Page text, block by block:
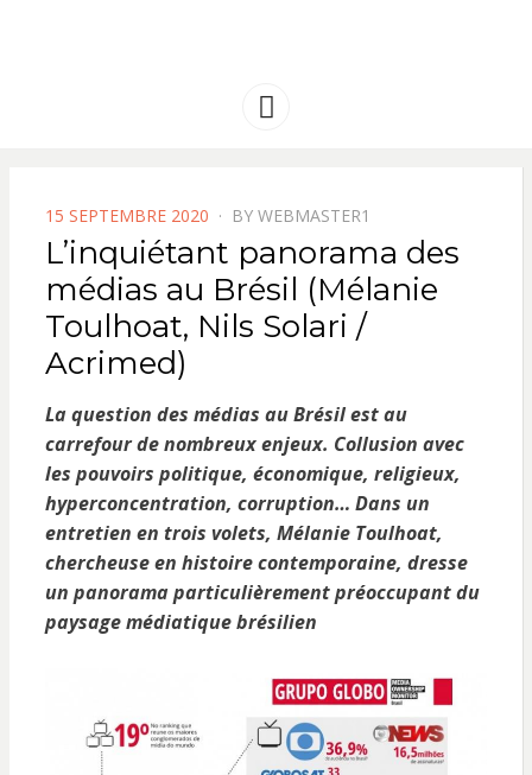
AMERIQUE
Menu
POSTED
ON
15 SEPTEMBRE 2020 BY WEBMASTER1
L’inquiétant panorama des
médias au Brésil (Mélanie
Toulhoat, Nils Solari /
Acrimed)
La question des médias au Brésil est au
carrefour de nombreux enjeux. Collusion avec
les pouvoirs politique, économique, religieux,
hyperconcentration, corruption… Dans un
entretien en trois volets, Mélanie Toulhoat,
chercheuse en histoire contemporaine, dresse
un panorama particulièrement préoccupant du
paysage médiatique brésilien